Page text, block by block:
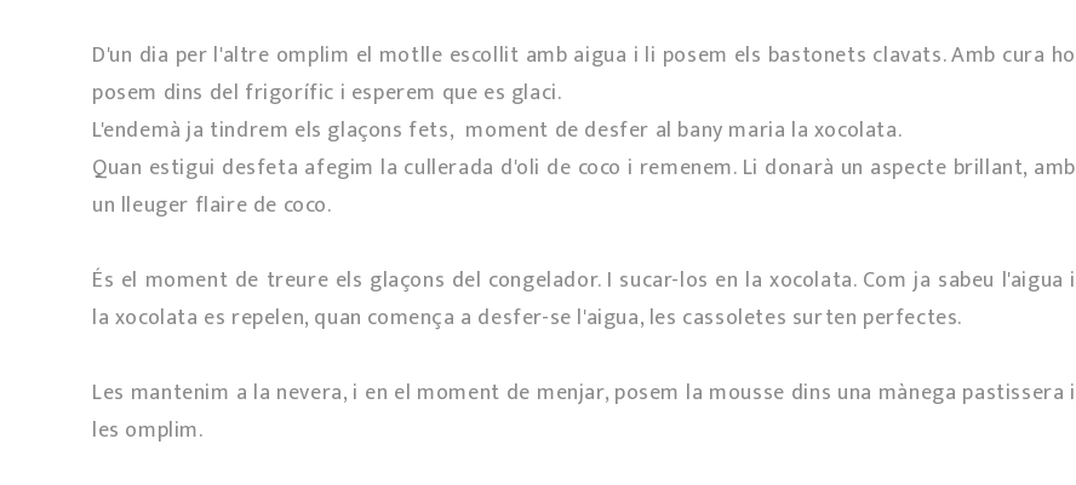
D'un dia per l'altre omplim el motlle escollit amb aigua i li posem els bastonets clavats. Amb cura ho
posem dins del frigorífic i esperem que es glaci.
L'endemà ja tindrem els glaçons fets, moment de desfer al bany maria la xocolata.
Quan estigui desfeta afegim la cullerada d'oli de coco i remenem. Li donarà un aspecte brillant, amb
un lleuger flaire de coco.
És el moment de treure els glaçons del congelador. I sucar-los en la xocolata. Com ja sabeu l'aigua i
la xocolata es repelen, quan comença a desfer-se l'aigua, les cassoletes surten perfectes.
Les mantenim a la nevera, i en el moment de menjar, posem la mousse dins una mànega pastissera i
les omplim.